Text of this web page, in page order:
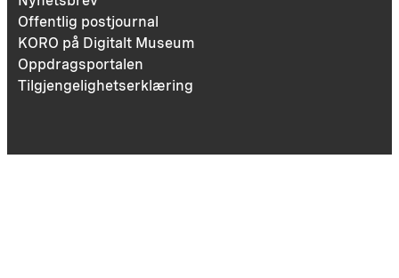
Offentlig postjournal
KORO på Digitalt Museum
Oppdragsportalen
Tilgjengelighetserklæring